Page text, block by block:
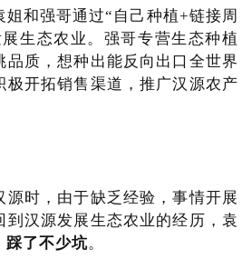
姐和强哥通过“自己种植+链接周
生态农业。强哥专营生态种植
品质，想种出能反向出口全世界
极开拓销售渠道，推广汉源农产
源时，由于缺乏经验，事情开展
到汉源发展生态农业的经历，袁
踩了不少坑。